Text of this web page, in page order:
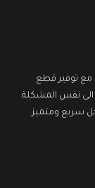
مع توفير قطع
الى نفس المشكلة
سريع ومتميز.